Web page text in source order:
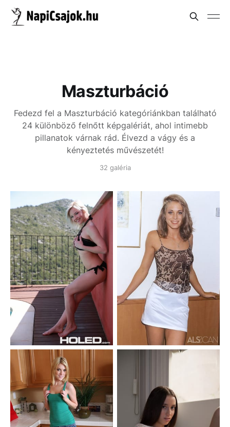
Maszturbáció
Fedezd fel a Maszturbáció kategóriánkban található
24 különböző felnőtt képgalériát, ahol intimebb
pillanatok várnak rád. Élvezd a vágy és a
kényeztetés művészetét!
32 galéria